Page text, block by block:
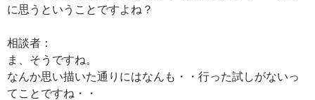
に思うということですよね？
相談者：
ま、そうですね。
なんか思い描いた通りにはなんも・・行った試しがないっ
てことですね・・